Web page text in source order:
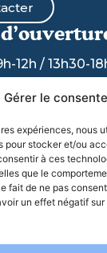
Gérer le
expériences, nous
pour stocker et/ou
à ces
que le
fait de ne pas
un effet négatif
12h / 13h30-
Jeudi : 9h-12h /
: 9h-12h /
: 9h-17h30